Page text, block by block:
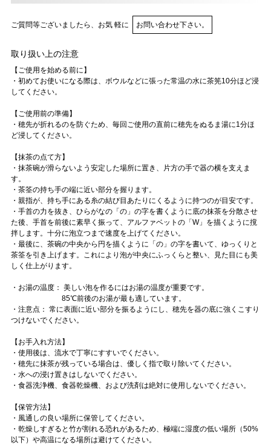
ご質問等ございましたら、お気 軽に お問い合わせ下さい。
取り扱い上の注意
【ご使用を始める前に】
・初めてお使いになる際は、ボウルなどに張った常温の水に茶筅10分ほど浸
してください。
【ご使用前の準備】
・穂先が折れるのを防ぐため、毎回ご使用の直前に穂先をぬるま湯に1分ほ
ど浸してください。
【抹茶の点て方】
・抹茶碗が滑らないよう安定した場所に置き、片方の手で器の横を支えま
す。
・茶筌の持ち手の端に近い部分を握ります。
・親指が、持ち手にある糸の結び目あたりにくるように持つのが目安です。
・手首の力を抜き、ひらがなの「の」の字を書くように底の抹茶を分散させ
た後、手首を前後に素早く振って、アルファベットの「W」を描くように撹
拌します。十分に泡立つまで速度を上げてください。
・最後に、茶碗の中央から円を描くように「の」の字を書いて、ゆっくりと
茶筌を引き上げます。これにより泡が中央にふっくらと整い、見た目にも美
しく仕上がります。
・お湯の温度： 美しい泡を作るにはお湯の温度が重要です。
85℃前後のお湯が最も適しています。
・注意点： 常に表面に近い部分を振るようにし、穂先を器の底に強くこすり
つけないでください。
【お手入れ方法】
・使用後は、流水で丁寧にすすいでください。
・穂先に抹茶が残っている場合は、優しく指で取り除いてください。
・水への浸け置きはしないでください。
・食器洗浄機、食器乾燥機、および洗剤は絶対に使用しないでください。
【保管方法】
・風通しの良い場所に保管してください。
・乾燥しすぎると竹が割れる恐れがあるため、極端に湿度の低い場所（50%
以下）や高温になる場所は避けてください。